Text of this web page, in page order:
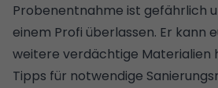
Probenentnahme ist gefährlich
einem Profi überlassen. Er kann
weitere verdächtige Materialien
Tipps für notwendige